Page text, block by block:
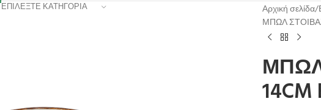
ΕΠΙΛΈΞΤΕ ΚΑΤΗΓΟΡΊΑ
Αρχική σελίδα
ΜΠΩΛ
ΜΠΩΛ
14CM